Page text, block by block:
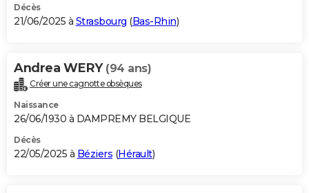
Décès
21/06/2025 à Strasbourg (Bas-Rhin)
Andrea WERY (94 ans)
Créer une cagnotte obsèques
Naissance
26/06/1930 à DAMPREMY BELGIQUE
Décès
22/05/2025 à Béziers (Hérault)